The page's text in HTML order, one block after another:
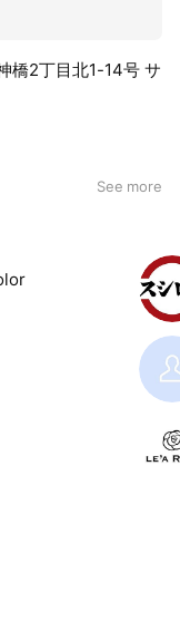
橋2丁目北1-14号 サ
See more